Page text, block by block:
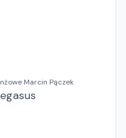
Marcin Pączek